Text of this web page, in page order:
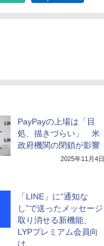
PayPayの上場は「目
処、描きづらい」 米
政府機関の閉鎖が影響
2025年11月4日
「LINE」に“通知な
し”で送ったメッセージ
取り消せる新機能、
LYPプレミアム会員向
け